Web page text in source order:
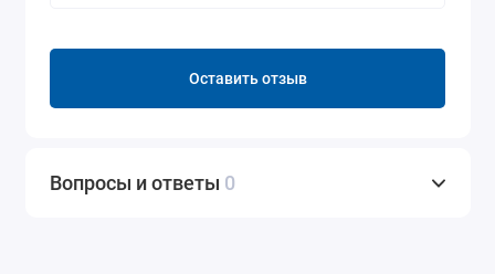
Оставить отзыв
Вопросы и ответы 0